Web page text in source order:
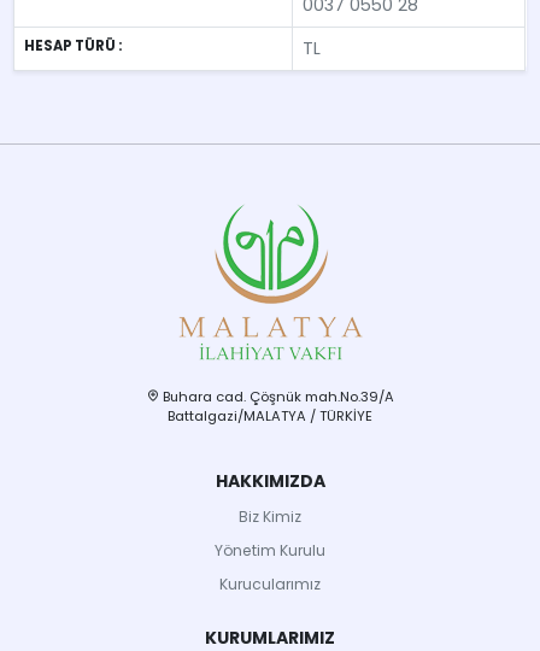
0037 0550 28
HESAP TÜRÜ : TL
Buhara cad. Çöşnük mah.No.39/A
Battalgazi/MALATYA / TÜRKİYE
HAKKIMIZDA
Biz Kimiz
Yönetim Kurulu
Kurucularımız
KURUMLARIMIZ